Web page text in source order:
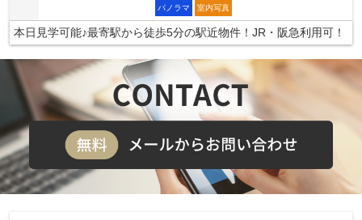
パノラマ 室内写真
本日見学可能♪最寄駅から徒歩5分の駅近物件！JR・阪急利用可！